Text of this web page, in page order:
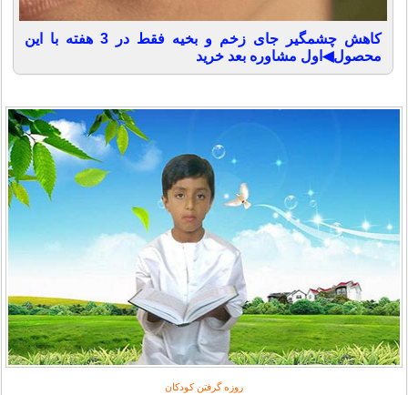
کاهش چشمگیر جای زخم و بخیه فقط در 3 هفته با این
محصول◀اول مشاوره بعد خرید
روزه گرفتن کودکان